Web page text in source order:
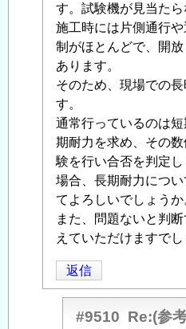
現
地
引
抜
試
験
に
つ
い
て」
へ
の
返
に
よ
る
「 Re:
(参
考)
ト
ン
ネ
ル
照
明
用
ン
カ
す。試験機が見当た
施工時には片側通行
制がほとんどで、開
あります。
そのため、現場での
す。
通常行っているのは
期耐力を求め、その
験を行い合否を判定
場合、長期耐力につ
てよろしいでしょうか
また、問題ないと判
えていただけますでし
返信
#9510 Re:(参